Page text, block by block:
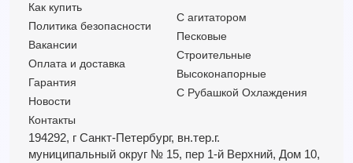
Как купить
Политика безопасности
Вакансии
Оплата и доставка
Гарантия
Новости
Контакты
C агитатором
Песковые
Строительные
Высоконапорные
С Рубашкой Охлаждения
194292, г Санкт-Петербург, вн.тер.г.
муниципальный округ № 15, пер 1-й Верхний, Дом 10,